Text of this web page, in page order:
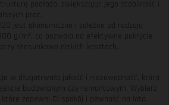
podłoża, zwiększając jego stabilność i
prac.
jest ekonomiczne i zależne od rodzaju
300 g/m², co pozwala na efektywne pokrycie
stosunkowo niskich kosztach.
w długotrwałą jakość i niezawodność, która
budowlanym czy remontowym. Wybierz
zapewni Ci spokój i pewność na lata.